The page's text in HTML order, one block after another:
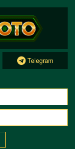
Telegram